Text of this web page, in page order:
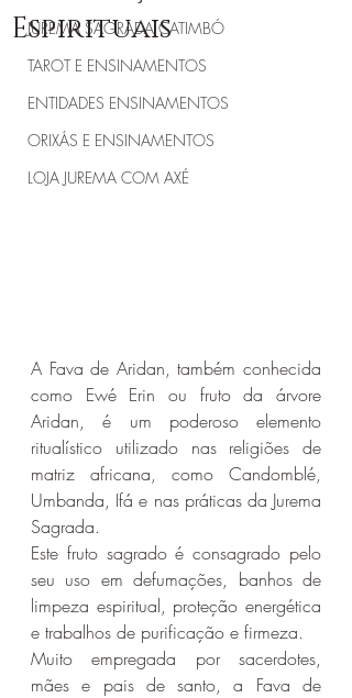
JUREMA SAGRADA CATIMBÓ
TAROT E ENSINAMENTOS
ENTIDADES ENSINAMENTOS
ORIXÁS E ENSINAMENTOS
LOJA JUREMA COM AXÉ
Espirituais
A Fava de Aridan, também conhecida
como Ewé Erin ou fruto da árvore
Aridan, é um poderoso elemento
ritualístico utilizado nas religiões de
matriz africana, como Candomblé,
Umbanda, Ifá e nas práticas da Jurema
Sagrada.
Este fruto sagrado é consagrado pelo
seu uso em defumações, banhos de
limpeza espiritual, proteção energética
e trabalhos de purificação e firmeza.
Muito empregada por sacerdotes,
mães e pais de santo, a Fava de